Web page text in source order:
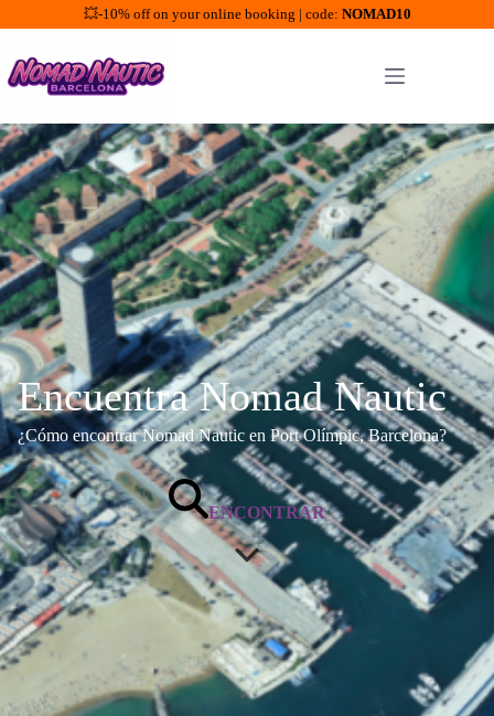
💥-10% off on your online booking | code: NOMAD10
contenido
Encuentra Nomad Nautic
¿Cómo encontrar Nomad Nautic en Port Olímpic, Barcelona?
ENCONTRAR